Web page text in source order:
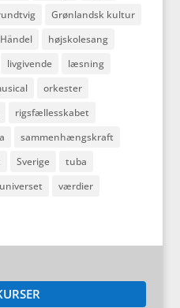
Grønlandsk kultur
Händel
højskolesang
livgivende
læsning
orkester
rigsfællesskabet
sammenhængskraft
Sverige
tuba
universet værdier